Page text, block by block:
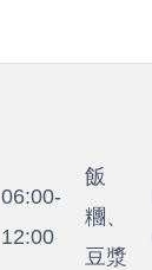
06:00-
12:00
飯
糰、
豆漿